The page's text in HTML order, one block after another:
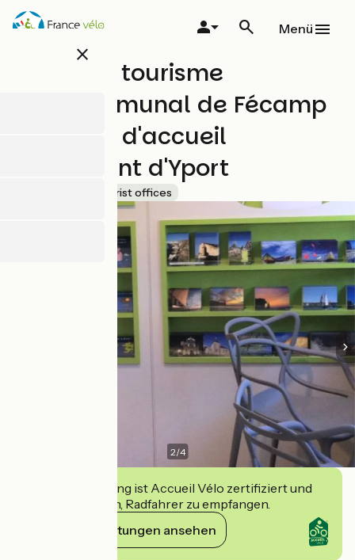
Direkt
zum
close
Menü
Office de tourisme
intercommunal de Fécamp
- Bureau d'accueil
permanent d'Yport
Tourist offices
2/4
Diese Einrichtung ist Accueil Vélo zertifiziert und
verpflichtet sich, Radfahrer zu empfangen.
Ihre Verpflichtungen ansehen